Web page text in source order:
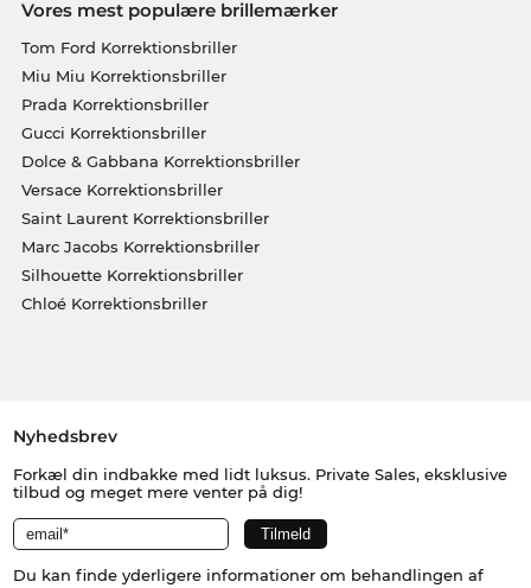
Vores mest populære brillemærker
Tom Ford Korrektionsbriller
Miu Miu Korrektionsbriller
Prada Korrektionsbriller
Gucci Korrektionsbriller
Dolce & Gabbana Korrektionsbriller
Versace Korrektionsbriller
Saint Laurent Korrektionsbriller
Marc Jacobs Korrektionsbriller
Silhouette Korrektionsbriller
Chloé Korrektionsbriller
Nyhedsbrev
Forkæl din indbakke med lidt luksus. Private Sales, eksklusive
tilbud og meget mere venter på dig!
Du kan finde yderligere informationer om behandlingen af